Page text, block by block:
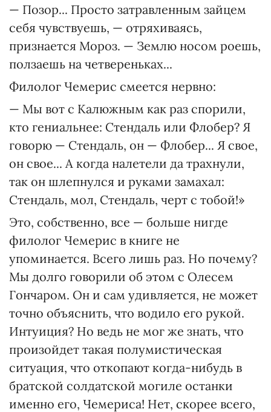
— Позор... Просто затравленным зайцем
себя чувствуешь, — отряхиваясь,
признается Мороз. — Землю носом роешь,
ползаешь на четвереньках...
Филолог Чемерис смеется нервно:
— Мы вот с Калюжным как раз спорили,
кто гениальнее: Стендаль или Флобер? Я
говорю — Стендаль, он — Флобер... Я свое,
он свое... А когда налетели да трахнули,
так он шлепнулся и руками замахал:
Стендаль, мол, Стендаль, черт с тобой!»
Это, собственно, все — больше нигде
филолог Чемерис в книге не
упоминается. Всего лишь раз. Но почему?
Мы долго говорили об этом с Олесем
Гончаром. Он и сам удивляется, не может
точно объяснить, что водило его рукой.
Интуиция? Но ведь не мог же знать, что
произойдет такая полумистическая
ситуация, что откопают когда-нибудь в
братской солдатской могиле останки
именно его, Чемериса! Нет, скорее всего,